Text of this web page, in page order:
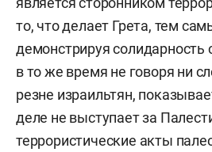
то, что делает Грета, тем
демонстрируя солидарность
в то же время не говоря ни
резне израильтян,
деле не выступает за
террористические акты